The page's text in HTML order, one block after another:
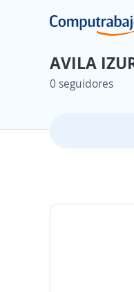
AVILA
0 seguidores